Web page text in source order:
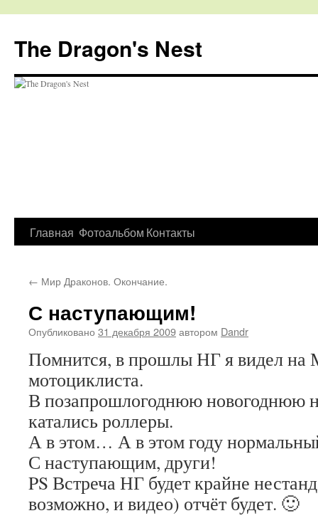
The Dragon's Nest
Перейти
содержимому
Главная Фотоальбом Контакты
← Мир Драконов. Окончание.
С наступающим!
Опубликовано 31 декабря 2009автором Dandr
Помнится, в прошлы НГ я видел на
мотоциклиста.
В позапрошлогоднюю новогоднюю
катались роллеры.
А в этом… А в этом году
С наступающим, други!
PS Встреча НГ будет крайне
возможно, и видео) отчёт будет. 🙂